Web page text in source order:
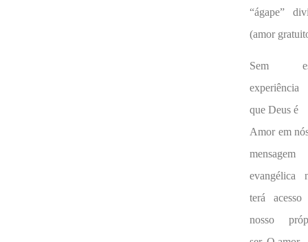
“ágape”
(amor
Sem
experiência
que Deus é
Amor em
mensagem
evangélica
terá acesso
nosso